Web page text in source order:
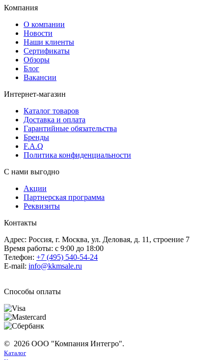
Компания
О компании
Новости
Наши клиенты
Сертификаты
Обзоры
Блог
Вакансии
Интернет-магазин
Каталог товаров
Доставка и оплата
Гарантийные обязательства
Бренды
F.A.Q
Политика конфиденциальности
С нами выгодно
Акции
Партнерская программа
Реквизиты
Контакты
Адрес: Россия, г. Москва, ул. Деловая, д. 11, строение 7
Время работы: с 9:00 до 18:00
Телефон: +7 (495) 540-54-24
E-mail: info@kkmsale.ru
Способы оплаты
© 2026 ООО "Компания Интегро".
Каталог